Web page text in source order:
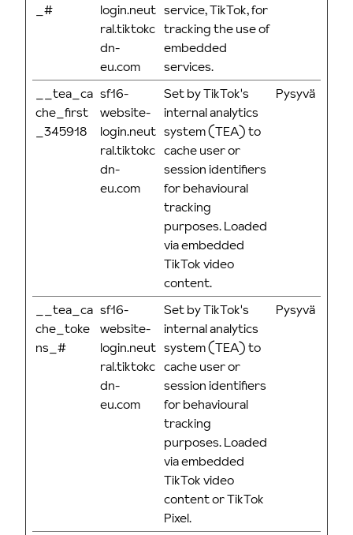
_#
login.neut
ral.tiktokc
dn-
eu.com
service, TikTok, for
tracking the use of
embedded
services.
__tea_ca
che_first
_345918
sf16-
website-
login.neut
ral.tiktokc
dn-
eu.com
Set by TikTok's
internal analytics
system (TEA) to
cache user or
session identifiers
for behavioural
tracking
purposes. Loaded
via embedded
TikTok video
content.
Pysyvä
__tea_ca
che_toke
ns_#
sf16-
website-
login.neut
ral.tiktokc
dn-
eu.com
Set by TikTok's
internal analytics
system (TEA) to
cache user or
session identifiers
for behavioural
tracking
purposes. Loaded
via embedded
TikTok video
content or TikTok
Pixel.
Pysyvä